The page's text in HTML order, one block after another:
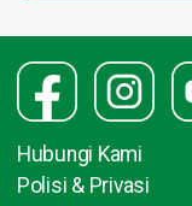
Hubungi Kami
Polisi & Privasi